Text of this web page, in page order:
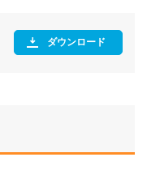
ダウンロード